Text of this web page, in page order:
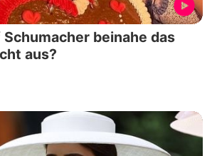
beinahe das
aus?